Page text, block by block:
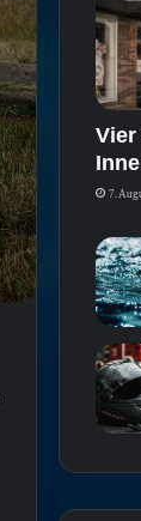
7.